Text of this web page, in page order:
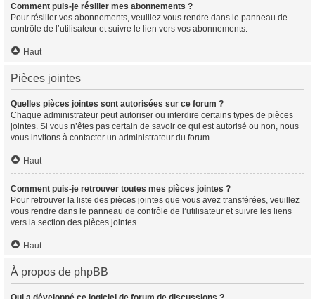
Comment puis-je résilier mes abonnements ?
Pour résilier vos abonnements, veuillez vous rendre dans le panneau de
contrôle de l’utilisateur et suivre le lien vers vos abonnements.
Haut
Pièces jointes
Quelles pièces jointes sont autorisées sur ce forum ?
Chaque administrateur peut autoriser ou interdire certains types de pièces
jointes. Si vous n’êtes pas certain de savoir ce qui est autorisé ou non, nous
vous invitons à contacter un administrateur du forum.
Haut
Comment puis-je retrouver toutes mes pièces jointes ?
Pour retrouver la liste des pièces jointes que vous avez transférées, veuillez
vous rendre dans le panneau de contrôle de l’utilisateur et suivre les liens
vers la section des pièces jointes.
Haut
À propos de phpBB